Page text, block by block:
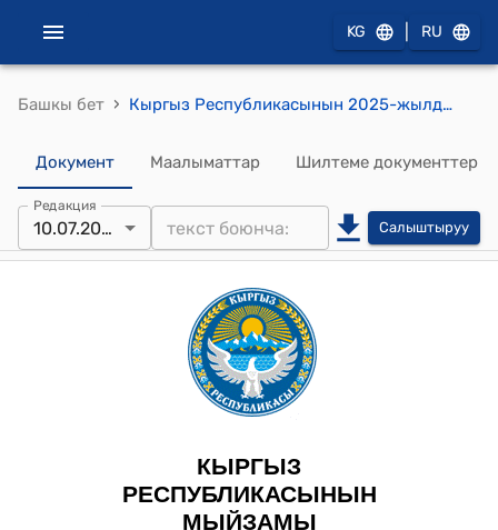
KG RU
Башкы бет › Кыргыз Республикасынын 2025-жылдын 10-июлундагы № 137 "Өзгөчө укуктук режимдеги жана статустагы "Тамчы" атайын финансылык инвестициялык аймагынын маселелери боюнча Кыргыз Республикасынын айрым мыйзам актыларына өзгөртүүлөрдү киргизүү жөнүндө" Мыйзамы
Документ Маалыматтар Шилтеме документтер
Редакция
10.07.2025 Салыштыруу